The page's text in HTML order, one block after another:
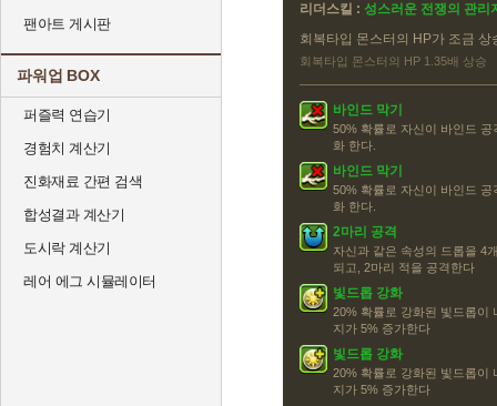
팬아트 게시판
파워업 BOX
퍼즐력 연습기
경험치 계산기
진화재료 간편 검색
합성결과 계산기
도시락 계산기
레어 에그 시뮬레이터
리더스킬 : 성스러운 전쟁의 관리
회복타입 몬스터의 HP가 조금
회복타입 몬스터의 HP 1.35배 상승
바인드 막기
50% 확률로 자신이 바인드
화 한다.
바인드 막기
50% 확률로 자신이 바인드
화 한다.
2마리 공격
자신과 같은 속성의 드롭을 4
되고, 2마리 적을 공격한다
빛드롭 강화
20% 확률로 강화된 빛드롭이
지가 5% 증가한다
빛드롭 강화
20% 확률로 강화된 빛드롭이
지가 5% 증가한다